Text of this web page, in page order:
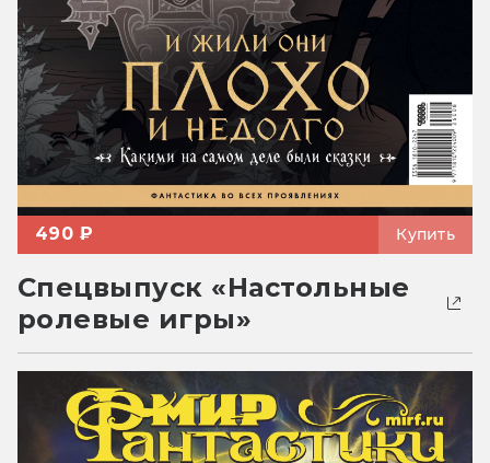
490 ₽ Купить
Спецвыпуск «Настольные
ролевые игры»